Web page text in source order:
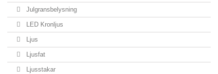
Julgransbelysning
LED Kronljus
Ljus
Ljusfat
Ljusstakar